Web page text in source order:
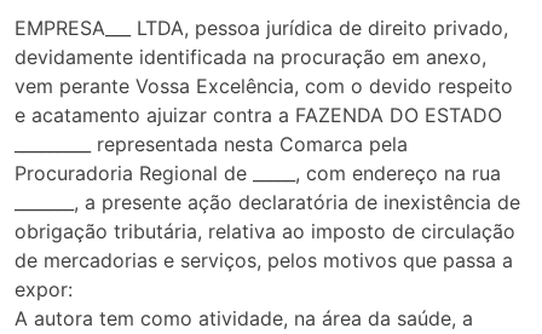
EMPRESA___ LTDA, pessoa jurídica de direito privado,
devidamente identificada na procuração em anexo,
vem perante Vossa Excelência, com o devido respeito
e acatamento ajuizar contra a FAZENDA DO ESTADO
_________ representada nesta Comarca pela
Procuradoria Regional de _____, com endereço na rua
_______, a presente ação declaratória de inexistência de
obrigação tributária, relativa ao imposto de circulação
de mercadorias e serviços, pelos motivos que passa a
expor:
A autora tem como atividade, na área da saúde, a